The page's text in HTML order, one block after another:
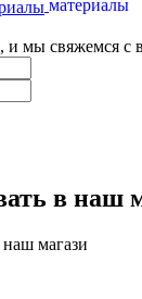
материалы
и мы свяжемся с
в наш